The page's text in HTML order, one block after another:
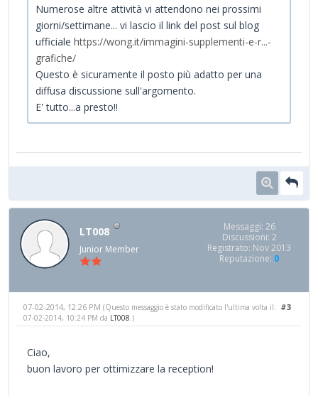
Numerose altre attività vi attendono nei prossimi
giorni/settimane... vi lascio il link del post sul blog
ufficiale https://wong.it/immagini-supplementi-e-r...-
grafiche/
Questo è sicuramente il posto più adatto per una
diffusa discussione sull'argomento.
E' tutto...a presto!!
LT008
Junior Member
Messaggi: 26
Discussioni: 2
Registrato: Nov 2013
Reputazione: 0
#3
07-02-2014, 12:26 PM (Questo messaggio è stato modificato l'ultima volta il:
07-02-2014, 10:24 PM da LT008.)
Ciao,
buon lavoro per ottimizzare la reception!